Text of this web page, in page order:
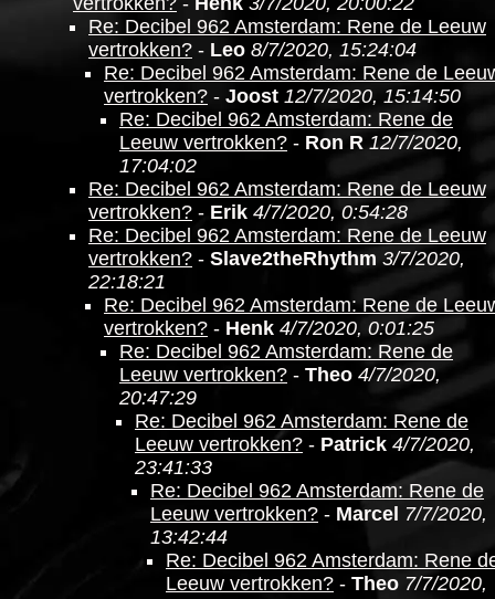
Re: Decibel 962 Amsterdam: Rene de Leeuw
vertrokken? - Leo 8/7/2020, 15:24:04
Re: Decibel 962 Amsterdam: Rene de
vertrokken? - Joost 12/7/2020, 15:14:50
Re: Decibel 962 Amsterdam: Rene de
Leeuw vertrokken? - Ron R 12/7/2020,
17:04:02
Re: Decibel 962 Amsterdam: Rene de Leeuw
vertrokken? - Erik 4/7/2020, 0:54:28
Re: Decibel 962 Amsterdam: Rene de Leeuw
vertrokken? - Slave2theRhythm 3/7/2020,
22:18:21
Re: Decibel 962 Amsterdam: Rene de
vertrokken? - Henk 4/7/2020, 0:01:25
Re: Decibel 962 Amsterdam: Rene de
Leeuw vertrokken? - Theo 4/7/2020,
20:47:29
Re: Decibel 962 Amsterdam: Rene de
Leeuw vertrokken? - Patrick 4/7/2020,
23:41:33
Re: Decibel 962 Amsterdam: Rene de
Leeuw vertrokken? - Marcel 7/7/2020,
13:42:44
Re: Decibel 962 Amsterdam: Rene
Leeuw vertrokken? - Theo 7/7/2020,